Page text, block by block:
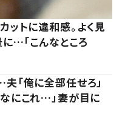
ットに違和感。よく見
…「こんなところ
「俺に全部任せろ」
にこれ…」妻が目に